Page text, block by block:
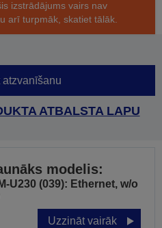
izstrādājums vairs nav
arī turpmāk, skatiet tālāk.
atzvanīšanu
ATBALSTA LAPU
modelis:
U230 (039): Ethernet, w/o
Uzzināt vairāk